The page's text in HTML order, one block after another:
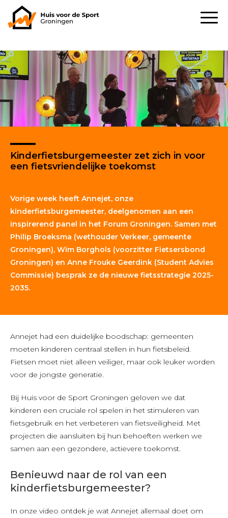
Kinderfietsburgemeester zet zich in voor
een fietsvriendelijke toekomst
Vorige week heeft Annejet, onze
kinderfietsburgemeester, deelgenomen aan een
inspirerend panel in het Forum Groningen. Samen met
Philip Broeksma (wethouder Verkeer, gemeente
Groningen), Wim Borghols (voorzitter Fietsersbond
Groningen) en Anne Frouke Geerdink (Student Advies
Commissie) besprak ze de nieuwe fietsstrategie 2025-
2035.
Annejet had een duidelijke boodschap: gemeenten
moeten kinderen centraal stellen in hun fietsbeleid.
Fietsen moet niet alleen veiliger, maar ook leuker worden
voor de jongste generatie.
Bij Huis voor de Sport Groningen geloven we dat
kinderen een cruciale rol spelen in het stimuleren van
fietsgebruik en het verbeteren van fietsveiligheid. Met
projecten die aansluiten bij hun behoeften werken we
samen aan een gezondere, actievere toekomst.
Benieuwd naar de rol van een
kinderfietsburgemeester?
In onze video ontdek je wat Annejet allemaal doet om